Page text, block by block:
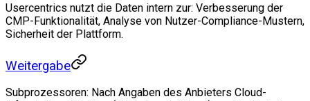
Usercentrics nutzt die Daten intern zur: Verbesserung der
CMP-Funktionalität, Analyse von Nutzer-Compliance-Mustern,
Sicherheit der Plattform.
Weitergabe
Subprozessoren: Nach Angaben des Anbieters Cloud-